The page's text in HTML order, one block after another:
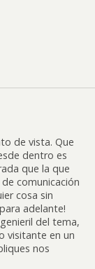
de vista. Que
dentro es
que la que
comunicación
cosa sin
adelante!
del tema,
visitante en un
nos